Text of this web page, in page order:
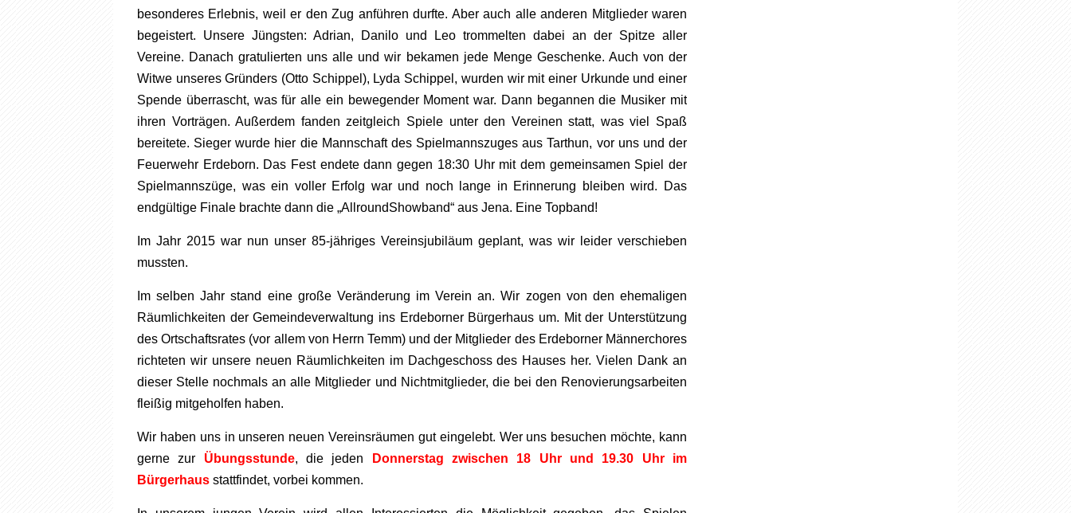
besonderes Erlebnis, weil er den Zug anführen durfte. Aber auch alle anderen Mitglieder waren
begeistert. Unsere Jüngsten: Adrian, Danilo und Leo trommelten dabei an der Spitze aller
Vereine. Danach gratulierten uns alle und wir bekamen jede Menge Geschenke. Auch von der
Witwe unseres Gründers (Otto Schippel), Lyda Schippel, wurden wir mit einer Urkunde und einer
Spende überrascht, was für alle ein bewegender Moment war. Dann begannen die Musiker mit
ihren Vorträgen. Außerdem fanden zeitgleich Spiele unter den Vereinen statt, was viel Spaß
bereitete. Sieger wurde hier die Mannschaft des Spielmannszuges aus Tarthun, vor uns und der
Feuerwehr Erdeborn. Das Fest endete dann gegen 18:30 Uhr mit dem gemeinsamen Spiel der
Spielmannszüge, was ein voller Erfolg war und noch lange in Erinnerung bleiben wird. Das
endgültige Finale brachte dann die „AllroundShowband“ aus Jena. Eine Topband!
Im Jahr 2015 war nun unser 85-jähriges Vereinsjubiläum geplant, was wir leider verschieben
mussten.
Im selben Jahr stand eine große Veränderung im Verein an. Wir zogen von den ehemaligen
Räumlichkeiten der Gemeindeverwaltung ins Erdeborner Bürgerhaus um. Mit der Unterstützung
des Ortschaftsrates (vor allem von Herrn Temm) und der Mitglieder des Erdeborner Männerchores
richteten wir unsere neuen Räumlichkeiten im Dachgeschoss des Hauses her. Vielen Dank an
dieser Stelle nochmals an alle Mitglieder und Nichtmitglieder, die bei den Renovierungsarbeiten
fleißig mitgeholfen haben.
Wir haben uns in unseren neuen Vereinsräumen gut eingelebt. Wer uns besuchen möchte, kann
gerne zur Übungsstunde, die jeden
Donnerstag zwischen 18 Uhr und 19.30 Uhr im
Bürgerhaus stattfindet, vorbei kommen.